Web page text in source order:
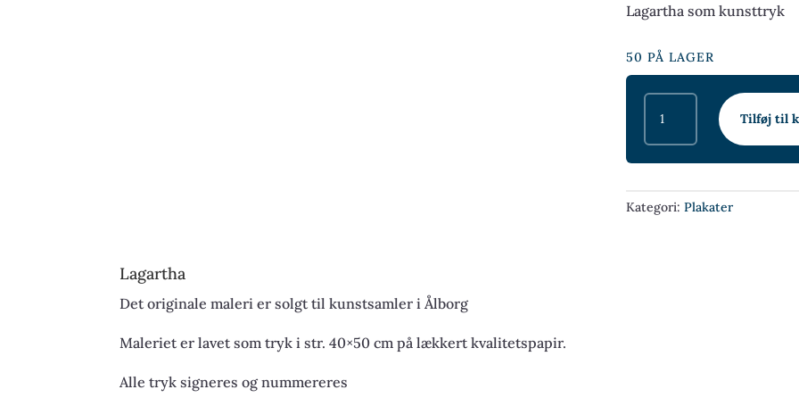
Lagartha som kunsttryk
50 PÅ LAGER
LAGARTHA
KUNSTTRYK
MED
SIGNATUR
Tilføj til
Kategori: Plakater
Lagartha
Det originale maleri er solgt til kunstsamler i Ålborg
Maleriet er lavet som tryk i str. 40×50 cm på lækkert kvalitetspapir.
Alle tryk signeres og nummereres